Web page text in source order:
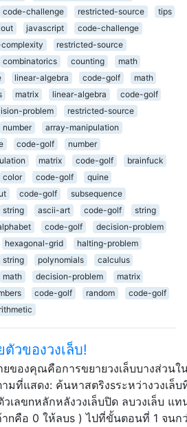
code-challenge restricted-source
tips
javascript
code-challenge
restricted-source
combinatorics counting
math
linear-algebra code-golf
math
matrix linear-algebra
code-golf
problem
restricted-source
number
array-manipulation
code-golf
number
matrix code-golf
brainfuck
color code-golf
quine
code-golf
subsequence
string ascii-art code-golf
string
code-golf
decision-problem
hexagonal-grid
halting-problem
string polynomials
calculus
math decision-problem
matrix
code-golf random
code-golf
วของวงเล็บ!
ของคุณคือการขยายวงเล็บบางส่วนใ
มที่แสดง: ค้นหาสตริงsระหว่างวงเล็บ
เลขnหลักหลังวงเล็บปิด ลบวงเล็บ แท
nคือ 0 ให้ลบs ) ไปที่ขั้นตอนที่ 1 จนก